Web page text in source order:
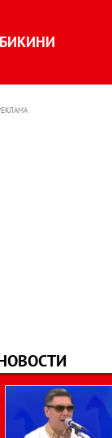
БИКИНИ